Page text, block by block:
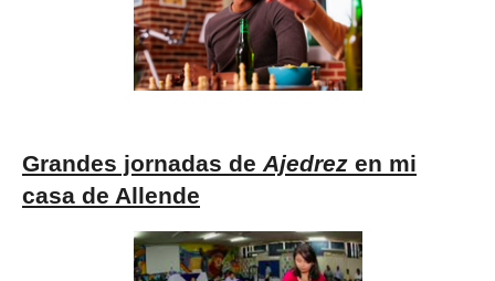
Grandes jornadas de Ajedrez en mi
casa de Allende